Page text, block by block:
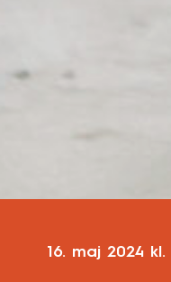
16. maj 2024 kl.